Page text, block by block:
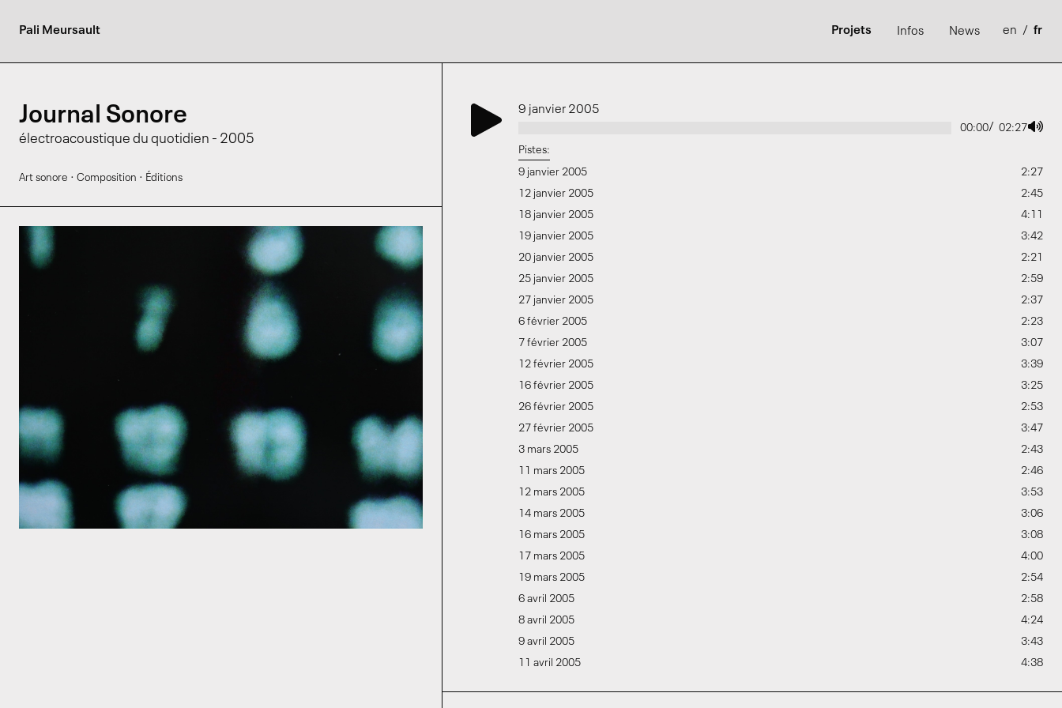
Pali Meursault Projets Infos News en / fr
Journal Sonore
électroacoustique du quotidien - 2005
Art sonore · Composition · Éditions
9 janvier 2005
00:00/ 02:27
Pistes:
9 janvier 2005
2:27
12 janvier 2005
2:45
18 janvier 2005
4:11
19 janvier 2005
3:42
20 janvier 2005
2:21
25 janvier 2005
2:59
27 janvier 2005
2:37
6 février 2005
2:23
7 février 2005
3:07
12 février 2005
3:39
16 février 2005
3:25
26 février 2005
2:53
27 février 2005
3:47
3 mars 2005
2:43
11 mars 2005
2:46
12 mars 2005
3:53
14 mars 2005
3:06
16 mars 2005
3:08
17 mars 2005
4:00
19 mars 2005
2:54
6 avril 2005
2:58
8 avril 2005
4:24
9 avril 2005
3:43
11 avril 2005
4:38